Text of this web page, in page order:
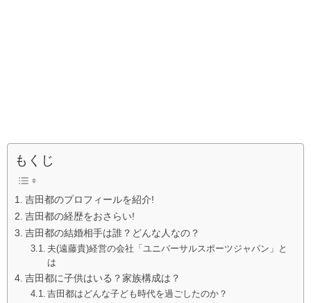
もくじ
吉田都のプロフィールを紹介!
吉田都の経歴をおさらい!
吉田都の結婚相手は誰？どんな人なの？
夫(遠藤貴)経営の会社「ユニバーサルスポーツジャパン」と
は
吉田都に子供はいる？家族構成は？
吉田都はどんな子ども時代を過ごしたのか？